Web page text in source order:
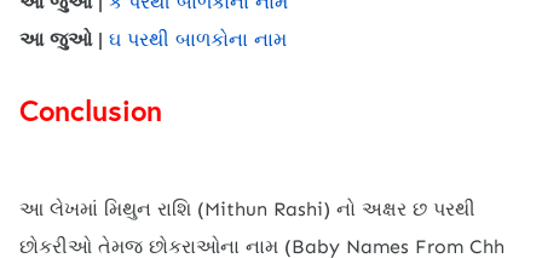
આ જુઓ | ઘ પરથી બાળકોના નામ
Conclusion
આ લેખમાં મિથુન રાશિ (Mithun Rashi) નો અક્ષર છ પરથી
છોકરીઓ તેમજ છોકરાઓના નામ (Baby Names From Chh